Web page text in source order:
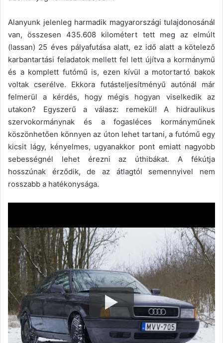
Alanyunk jelenleg harmadik magyarországi tulajdonosánál
van, összesen 435.608 kilométert tett meg az elmúlt
(lassan) 25 éves pályafutása alatt, ez idő alatt a kötelező
karbantartási feladatok mellett fel lett újítva a kormánymű
és a komplett futómű is, ezen kívül a motortartó bakok
voltak cserélve. Ekkora futásteljesítményű autónál már
felmerül a kérdés, hogy mégis hogyan viselkedik az
utakon? Egyszerű a válasz: remekül! A hidraulikus
szervokormánynak és a fogasléces kormányműnek
köszönhetően könnyen az úton lehet tartani, a futómű egy
kicsit lágy, kényelmes, ugyanakkor pont emiatt nagyobb
sebességnél lehet érezni az úthibákat. A fékútja
hosszúnak érződik, de az átlagtól semennyivel nem
rosszabb a hatékonysága.